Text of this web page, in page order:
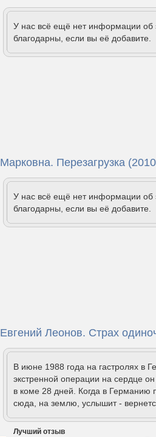
У нас всё ещё нет информации
благодарны, если вы её добавите.
Марковна. Перезагрузка
У нас всё ещё нет информации
благодарны, если вы её добавите.
Евгений Леонов. Страх
В июне 1988 года на гастролях в
экстренной операции на сердце
в коме 28 дней. Когда в Германию
сюда, на землю, услышит -
Лучший отзыв